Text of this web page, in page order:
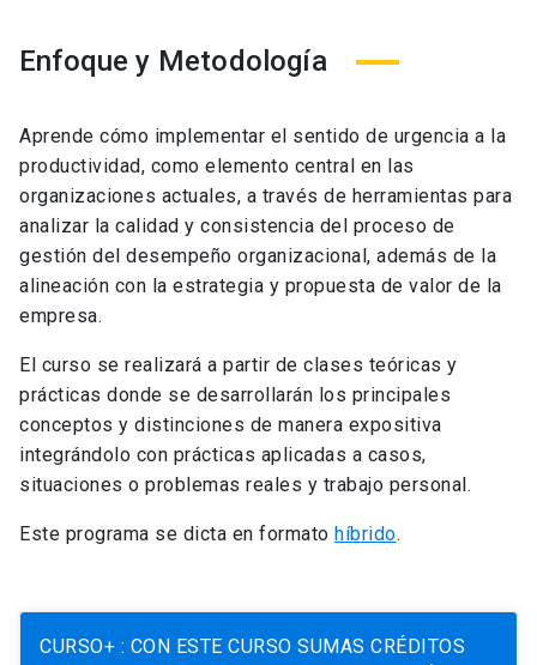
Enfoque y Metodología
Aprende cómo implementar el sentido de urgencia a la
productividad, como elemento central en las
organizaciones actuales, a través de herramientas para
analizar la calidad y consistencia del proceso de
gestión del desempeño organizacional, además de la
alineación con la estrategia y propuesta de valor de la
empresa.
El curso se realizará a partir de clases teóricas y
prácticas donde se desarrollarán los principales
conceptos y distinciones de manera expositiva
integrándolo con prácticas aplicadas a casos,
situaciones o problemas reales y trabajo personal.
Este programa se dicta en formato híbrido.
CURSO+ : CON ESTE CURSO SUMAS CRÉDITOS